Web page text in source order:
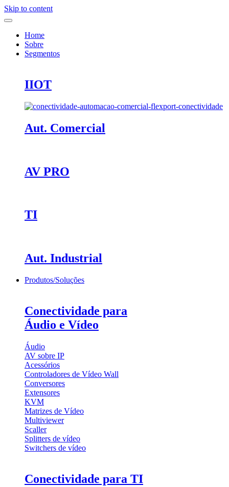
Skip to content
Home
Sobre
Segmentos
IIOT
Aut. Comercial
AV PRO
TI
Aut. Industrial
Produtos/Soluções
Conectividade para
Áudio e Vídeo
Áudio
AV sobre IP
Acessórios
Controladores de Vídeo Wall
Conversores
Extensores
KVM
Matrizes de Vídeo
Multiviewer
Scaller
Splitters de vídeo
Switchers de vídeo
Conectividade para TI